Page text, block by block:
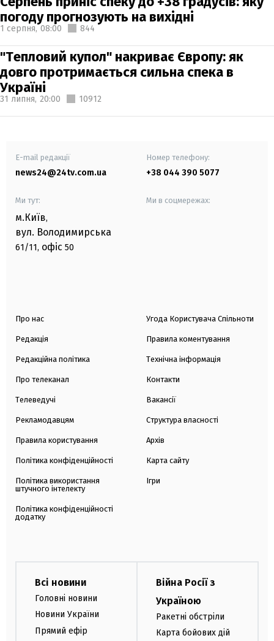
погоду прогнозують на вихідні
1 серпня, 08:00 844
"Тепловий купол" накриває Європу: як
довго протримається сильна спека в
Україні
31 липня, 20:00 10912
E-mail редакції
news24@24tv.com.ua
Номер телефону:
+38 044 390 5077
Ми тут:
м.Київ,
вул. Володимирська
61/11, офіс 50
Ми в соцмережах:
Про нас
Редакція
Редакційна політика
Про телеканал
Телеведучі
Рекламодавцям
Правила користування
Політика конфіденційності
Політика використання
штучного інтелекту
Політика конфіденційності
додатку
Угода Користувача Спільноти
Правила коментування
Технічна інформація
Контакти
Вакансії
Структура власності
Архів
Карта сайту
Ігри
Всі новини
Головні новини
Новини України
Прямий ефір
Війна Росії з
Україною
Ракетні обстріли
Карта бойових дій